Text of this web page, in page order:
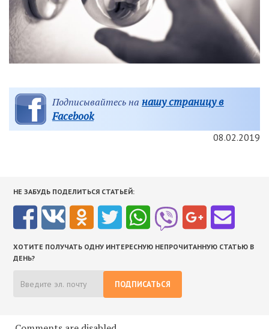
Подписывайтесь на нашу страницу в
Facebook
08.02.2019
НЕ ЗАБУДЬ ПОДЕЛИТЬСЯ СТАТЬЕЙ:
ХОТИТЕ ПОЛУЧАТЬ ОДНУ ИНТЕРЕСНУЮ НЕПРОЧИТАННУЮ СТАТЬЮ В
ДЕНЬ?
ПОДПИСАТЬСЯ